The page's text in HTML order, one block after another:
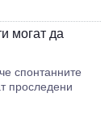
могат да
спонтанните
проследени